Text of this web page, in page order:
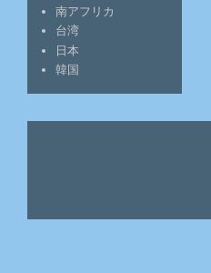
南アフリカ
台湾
日本
韓国